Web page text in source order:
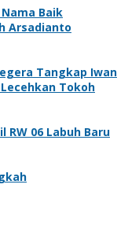
Baik
Arsadianto
Tangkap Iwan
Tokoh
RW 06 Labuh Baru